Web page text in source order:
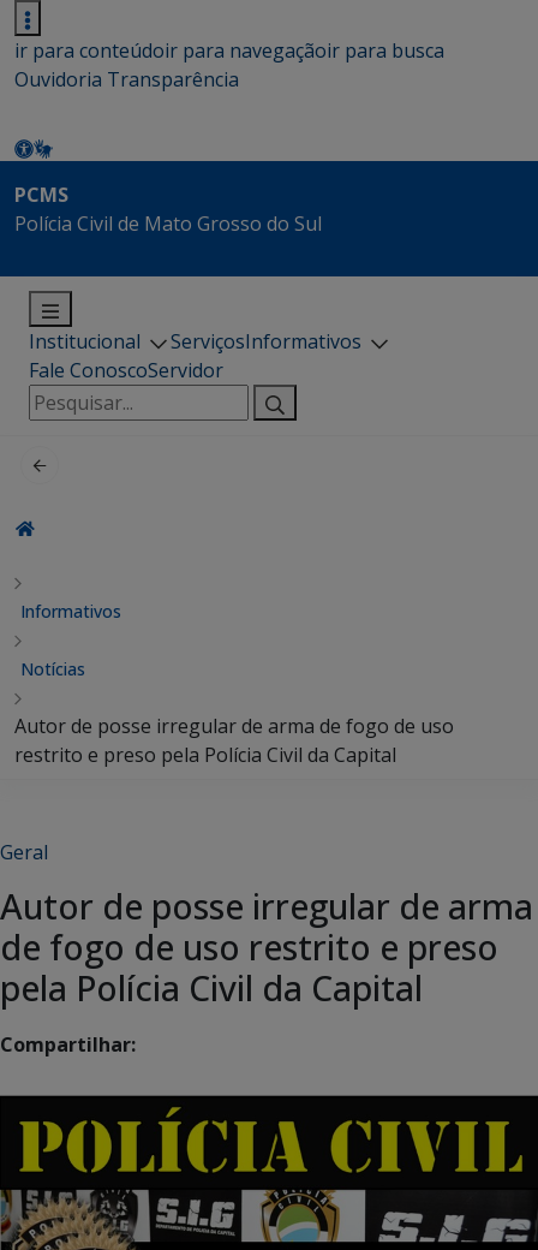
ir para conteúdoir para navegaçãoir para busca
Ouvidoria Transparência
PCMS
Polícia Civil de Mato Grosso do Sul
Institucional ServiçosInformativos
Fale ConoscoServidor
Pesquisar
por:
Informativos
Notícias
Autor de posse irregular de arma de fogo de uso
restrito e preso pela Polícia Civil da Capital
Geral
Autor de posse irregular de arma
de fogo de uso restrito e preso
pela Polícia Civil da Capital
Compartilhar: